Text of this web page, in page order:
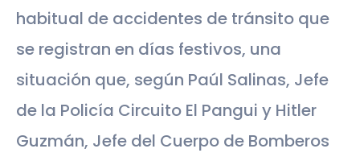
habitual de accidentes de tránsito que
se registran en días festivos, una
situación que, según Paúl Salinas, Jefe
de la Policía Circuito El Pangui y Hitler
Guzmán, Jefe del Cuerpo de Bomberos